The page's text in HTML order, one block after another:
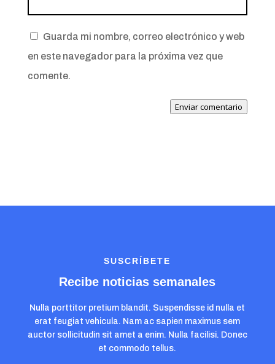
Guarda mi nombre, correo electrónico y web
en este navegador para la próxima vez que
comente.
Enviar comentario
SUSCRÍBETE
Recibe noticias semanales
Nulla porttitor pretium blandit. Suspendisse id nulla et
erat feugiat vehicula. Nam ac sapien maximus sem
auctor sollicitudin sit amet a enim. Nulla facilisi. Donec
et commodo tellus.